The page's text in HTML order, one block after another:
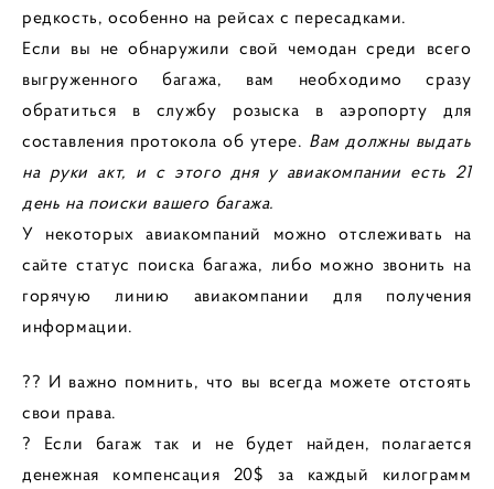
редкость, особенно на рейсах с пересадками.
Если вы не обнаружили свой чемодан среди всего
выгруженного багажа, вам необходимо сразу
обратиться в службу розыска в аэропорту для
составления протокола об утере. Вам должны выдать
на руки акт, и с этого дня у авиакомпании есть 21
день на поиски вашего багажа.
У некоторых авиакомпаний можно отслеживать на
сайте статус поиска багажа, либо можно звонить на
горячую линию авиакомпании для получения
информации.
?? И важно помнить, что вы всегда можете отстоять
свои права.
? Если багаж так и не будет найден, полагается
денежная компенсация 20$ за каждый килограмм